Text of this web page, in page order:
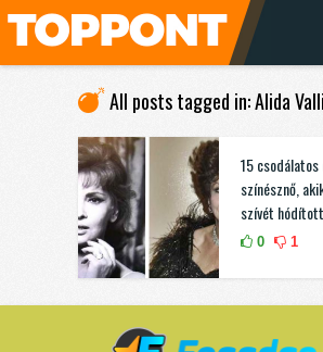
All posts tagged in: Alida Valli
15 csodálatos
színésznő,
szívét
0 1